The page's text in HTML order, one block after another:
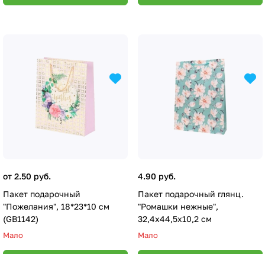
от 2.50 руб.
Пакет подарочный
"Пожелания", 18*23*10 см
(GB1142)
Мало
4.90 руб.
Пакет подарочный глянц.
"Ромашки нежные",
32,4х44,5х10,2 см
Мало